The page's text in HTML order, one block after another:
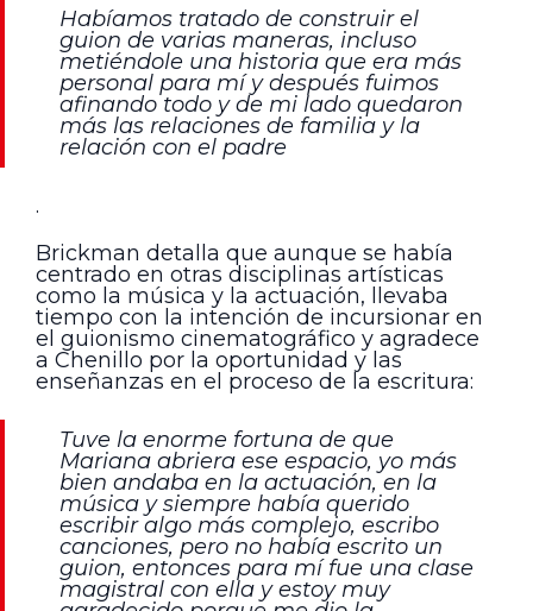
Habíamos tratado de construir el
guion de varias maneras, incluso
metiéndole una historia que era más
personal para mí y después fuimos
afinando todo y de mi lado quedaron
más las relaciones de familia y la
relación con el padre
.
Brickman detalla que aunque se había
centrado en otras disciplinas artísticas
como la música y la actuación, llevaba
tiempo con la intención de incursionar en
el guionismo cinematográfico y agradece
a Chenillo por la oportunidad y las
enseñanzas en el proceso de la escritura:
Tuve la enorme fortuna de que
Mariana abriera ese espacio, yo más
bien andaba en la actuación, en la
música y siempre había querido
escribir algo más complejo, escribo
canciones, pero no había escrito un
guion, entonces para mí fue una clase
magistral con ella y estoy muy